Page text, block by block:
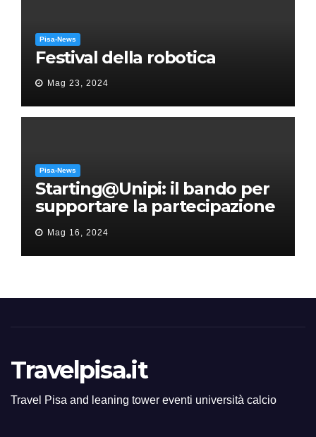
Pisa-News
Festival della robotica
Mag 23, 2024
Pisa-News
Starting@Unipi: il bando per
supportare la partecipazione
all’ERC Starting Grant
Mag 16, 2024
Travelpisa.it
Travel Pisa and leaning tower eventi università calcio